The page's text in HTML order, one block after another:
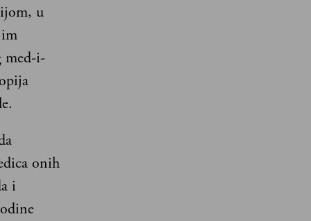
u
med-i-
onih
i